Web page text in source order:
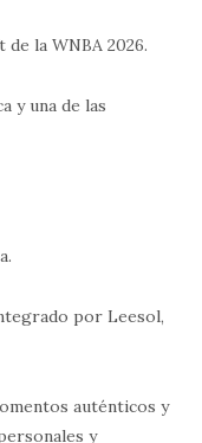
la WNBA 2026.
y una de las
por Leesol,
auténticos y
y